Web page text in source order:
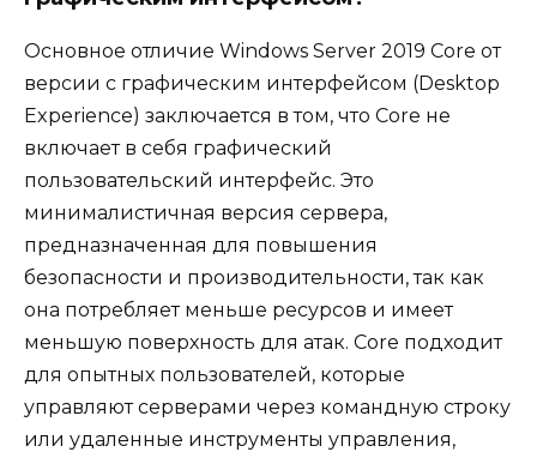
Основное отличие Windows Server 2019 Core от
версии с графическим интерфейсом (Desktop
Experience) заключается в том, что Core не
включает в себя графический
пользовательский интерфейс. Это
минималистичная версия сервера,
предназначенная для повышения
безопасности и производительности, так как
она потребляет меньше ресурсов и имеет
меньшую поверхность для атак. Core подходит
для опытных пользователей, которые
управляют серверами через командную строку
или удаленные инструменты управления,